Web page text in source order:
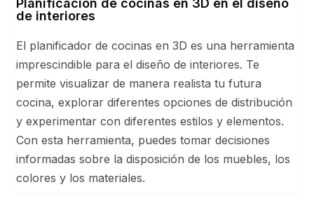
de interiores
El planificador de cocinas en 3D es una herramienta
imprescindible para el diseño de interiores. Te
permite visualizar de manera realista tu futura
cocina, explorar diferentes opciones de distribución
y experimentar con diferentes estilos y elementos.
Con esta herramienta, puedes tomar decisiones
informadas sobre la disposición de los muebles, los
colores y los materiales.